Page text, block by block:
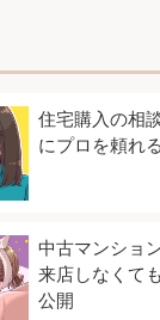
住宅購入の相
にプロを頼れ
中古マンショ
来店しなくて
公開